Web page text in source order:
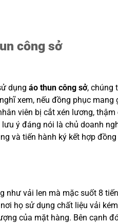
công sở
dụngáo thun công sở, chúng
xem, nếu đồng phục mang
viên bị cắt xén lương,
ý đáng nói là chủ doanh
và tiến hành ký kết hợp
như vải len mà mặc suốt 8
họ sử dụng chất liệu vải
của mặt hàng. Bên cạnh